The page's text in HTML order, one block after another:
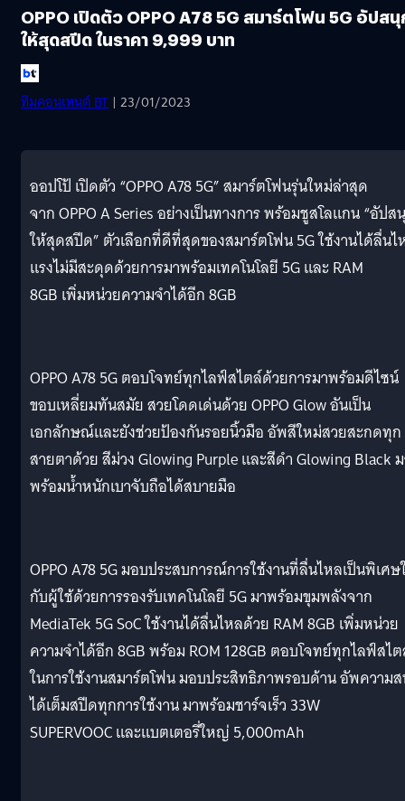
OPPO เปิดตัว OPPO A78 5G สมาร์ตโฟน 5G อัปส
ให้สุดสปีด ในราคา 9,999 บาท
ทีมคอนเทนต์ BT | 23/01/2023
ออปโป้ เปิดตัว “OPPO A78 5G” สมาร์ตโฟนรุ่นใหม่ล่าสุด
จาก OPPO A Series อย่างเป็นทางการ พร้อมชูสโลแกน “อัปส
ให้สุดสปีด” ตัวเลือกที่ดีที่สุดของสมาร์ตโฟน 5G ใช้งานได้ลื่นไ
แรงไม่มีสะดุดด้วยการมาพร้อมเทคโนโลยี 5G และ RAM
8GB เพิ่มหน่วยความจำได้อีก 8GB
OPPO A78 5G ตอบโจทย์ทุกไลฟ์สไตล์ด้วยการมาพร้อมดีไซน์
ขอบเหลี่ยมทันสมัย สวยโดดเด่นด้วย OPPO Glow อันเป็น
เอกลักษณ์และยังช่วยป้องกันรอยนิ้วมือ อัพสีใหม่สวยสะกดทุก
สายตาด้วย สีม่วง Glowing Purple และสีดำ Glowing Black
พร้อมน้ำหนักเบาจับถือได้สบายมือ
OPPO A78 5G มอบประสบการณ์การใช้งานที่ลื่นไหลเป็นพิเศ
กับผู้ใช้ด้วยการรองรับเทคโนโลยี 5G มาพร้อมขุมพลังจาก
MediaTek 5G SoC ใช้งานได้ลื่นไหลด้วย RAM 8GB เพิ่มหน่วย
ความจำได้อีก 8GB พร้อม ROM 128GB ตอบโจทย์ทุกไลฟ์สไ
ในการใช้งานสมาร์ตโฟน มอบประสิทธิภาพรอบด้าน อัพความ
ได้เต็มสปีดทุกการใช้งาน มาพร้อมชาร์จเร็ว 33W
SUPERVOOC และแบตเตอรี่ใหญ่ 5,000mAh